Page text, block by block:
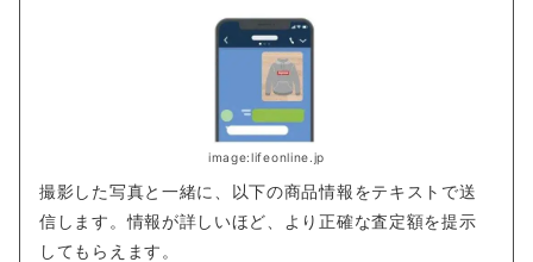
image:lifeonline.jp
撮影した写真と一緒に、以下の商品情報をテキストで送
信します。情報が詳しいほど、より正確な査定額を提示
してもらえます。